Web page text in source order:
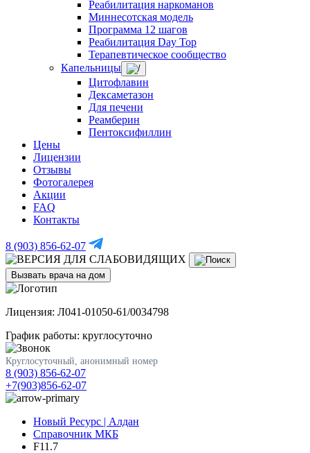
Реабилитация наркоманов
Миннесотская модель
Программа 12 шагов
Реабилитация Day Top
Терапевтическое сообщество
Капельницы
Цитофлавин
Дексаметазон
Для печени
Реамберин
Пентоксифиллин
Цены
Лицензии
Отзывы
Фотогалерея
Акции
FAQ
Контакты
8 (903) 856-62-07
Вызвать врача на дом
Лицензия: Л041-01050-61/0034798
График работы: круглосуточно
Круглосуточный, анонимный номер
8 (903) 856-62-07
+7(903)856-62-07
Новый Ресурс | Алдан
Справочник МКБ
F11.7